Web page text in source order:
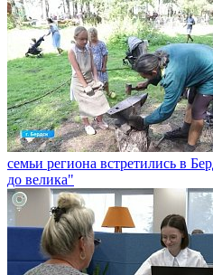
семьи региона встретились в
до велика"